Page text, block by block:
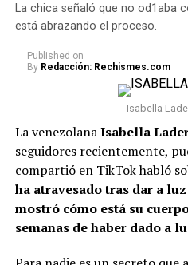
La chica señaló que no od1aba
está abrazando el proceso.
Published on
By Redacción: Rechismes.com
Isabella
La venezolanaIsabella
seguidores recientemente,
compartió en TikTok habló
ha atravesado tras dar a luz
mostró cómo está su
semanas de haber dado a